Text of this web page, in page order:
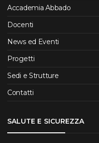
Accademia Abbado
Docenti
News ed Eventi
Progetti
Sedi e Strutture
Contatti
SALUTE E SICUREZZA